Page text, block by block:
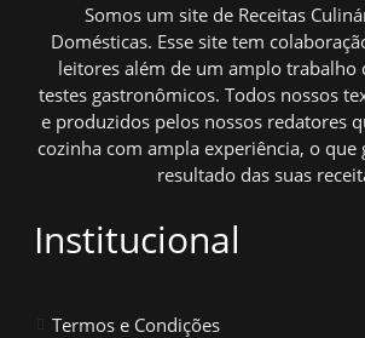
Somos um site de Receitas
Domésticas. Esse site tem
leitores além de um amplo trabalho
testes gastronômicos. Todos nossos
e produzidos pelos nossos redatores
cozinha com ampla experiência, o
resultado das suas
Institucional
Termos e Condições